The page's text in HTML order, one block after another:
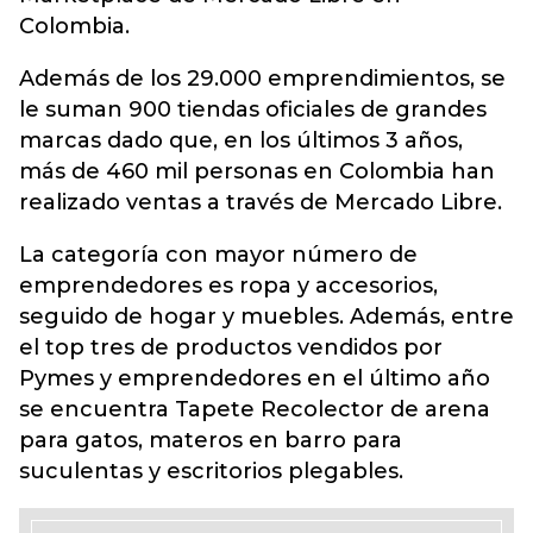
Colombia.
Además de los 29.000 emprendimientos, se
le suman 900 tiendas oficiales de grandes
marcas dado que, en los últimos 3 años,
más de 460 mil personas en Colombia han
realizado ventas a través de Mercado Libre.
La categoría con mayor número de
emprendedores es ropa y accesorios,
seguido de hogar y muebles. Además, entre
el top tres de productos vendidos por
Pymes y emprendedores en el último año
se encuentra Tapete Recolector de arena
para gatos, materos en barro para
suculentas y escritorios plegables.